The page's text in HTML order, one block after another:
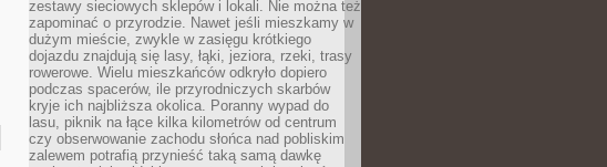
zestawy sieciowych sklepów i lokali. Nie można też
zapominać o przyrodzie. Nawet jeśli mieszkamy w
dużym mieście, zwykle w zasięgu krótkiego
dojazdu znajdują się lasy, łąki, jeziora, rzeki, trasy
rowerowe. Wielu mieszkańców odkryło dopiero
podczas spacerów, ile przyrodniczych skarbów
kryje ich najbliższa okolica. Poranny wypad do
lasu, piknik na łące kilka kilometrów od centrum
czy obserwowanie zachodu słońca nad pobliskim
zalewem potrafią przynieść taką samą dawkę